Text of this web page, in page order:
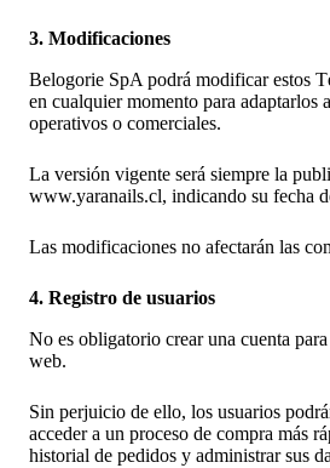
3. Modificaciones
Belogorie SpA podrá modificar estos
en cualquier momento para adaptarlos
operativos o comerciales.
La versión vigente será siempre la
www.yaranails.cl, indicando su fecha
Las modificaciones no afectarán las
4. Registro de usuarios
No es obligatorio crear una cuenta
web.
Sin perjuicio de ello, los usuarios
acceder a un proceso de compra más
historial de pedidos y administrar sus